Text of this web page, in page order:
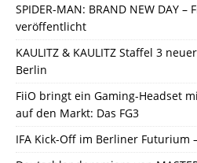
SPIDER-MAN: BRAND NEW DAY
veröffentlicht
KAULITZ & KAULITZ Staffel 3
Berlin
FiiO bringt ein Gaming-Headset
auf den Markt: Das FG3
IFA Kick-Off im Berliner Futurium